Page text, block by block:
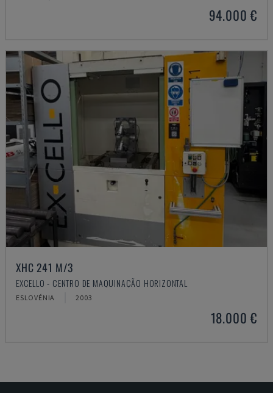
94.000 €
XHC 241 M/3
EXCELLO - CENTRO DE MAQUINAÇÃO HORIZONTAL
ESLOVÉNIA 2003
18.000 €